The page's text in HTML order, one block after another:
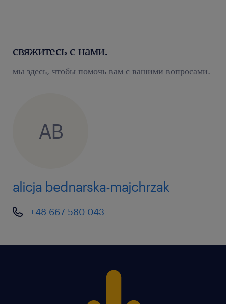
свяжитесь с нами.
мы здесь, чтобы помочь вам с вашими вопросами.
AB
alicja bednarska-majchrzak
+48 667 580 043